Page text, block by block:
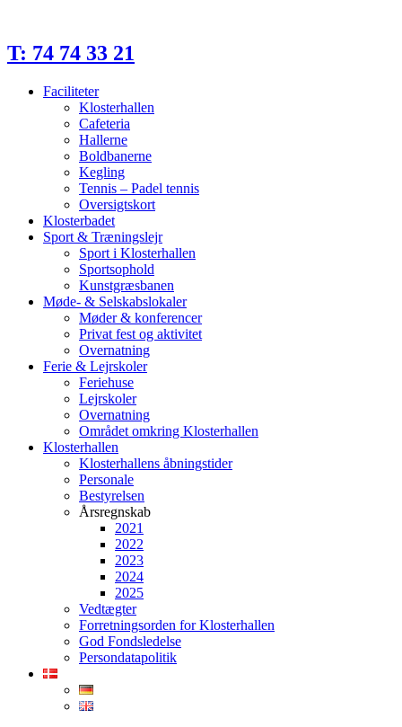
indhold
T: 74 74 33 21
Faciliteter
Klosterhallen
Cafeteria
Hallerne
Boldbanerne
Kegling
Tennis – Padel tennis
Oversigtskort
Klosterbadet
Sport & Træningslejr
Sport i Klosterhallen
Sportsophold
Kunstgræsbanen
Møde- & Selskabslokaler
Møder & konferencer
Privat fest og aktivitet
Overnatning
Ferie & Lejrskoler
Feriehuse
Lejrskoler
Overnatning
Området omkring Klosterhallen
Klosterhallen
Klosterhallens åbningstider
Personale
Bestyrelsen
Årsregnskab
2021
2022
2023
2024
2025
Vedtægter
Forretningsorden for Klosterhallen
God Fondsledelse
Persondatapolitik